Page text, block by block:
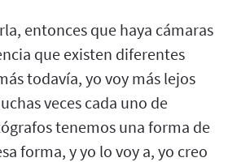
entonces que haya cámaras
que existen diferentes
todavía, yo voy más lejos
veces cada uno de
tenemos una forma de
forma, y yo lo voy a, yo creo